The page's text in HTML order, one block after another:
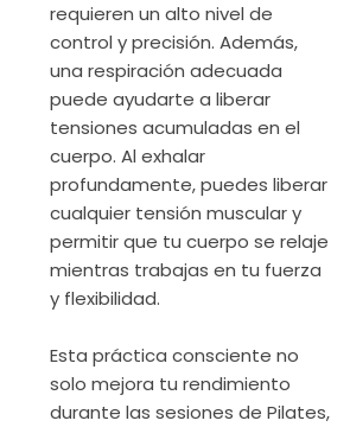
requieren un alto nivel de
control y precisión. Además,
una respiración adecuada
puede ayudarte a liberar
tensiones acumuladas en el
cuerpo. Al exhalar
profundamente, puedes liberar
cualquier tensión muscular y
permitir que tu cuerpo se relaje
mientras trabajas en tu fuerza
y flexibilidad.
Esta práctica consciente no
solo mejora tu rendimiento
durante las sesiones de Pilates,